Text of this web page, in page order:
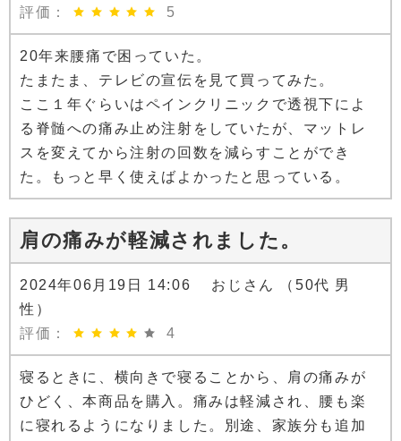
評価：
5
20年来腰痛で困っていた。
たまたま、テレビの宣伝を見て買ってみた。
ここ１年ぐらいはペインクリニックで透視下によ
る脊髄への痛み止め注射をしていたが、マットレ
スを変えてから注射の回数を減らすことができ
た。もっと早く使えばよかったと思っている。
肩の痛みが軽減されました。
2024年06月19日 14:06 おじさん （50代 男
性）
評価：
4
寝るときに、横向きで寝ることから、肩の痛みが
ひどく、本商品を購入。痛みは軽減され、腰も楽
に寝れるようになりました。別途、家族分も追加